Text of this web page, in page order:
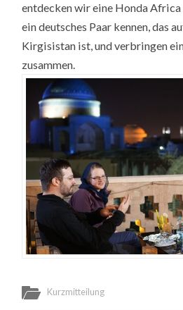
entdecken wir eine Honda
ein deutsches Paar kennen, das
Kirgisistan ist, und verbringen
zusammen.
Kurzmitteilung